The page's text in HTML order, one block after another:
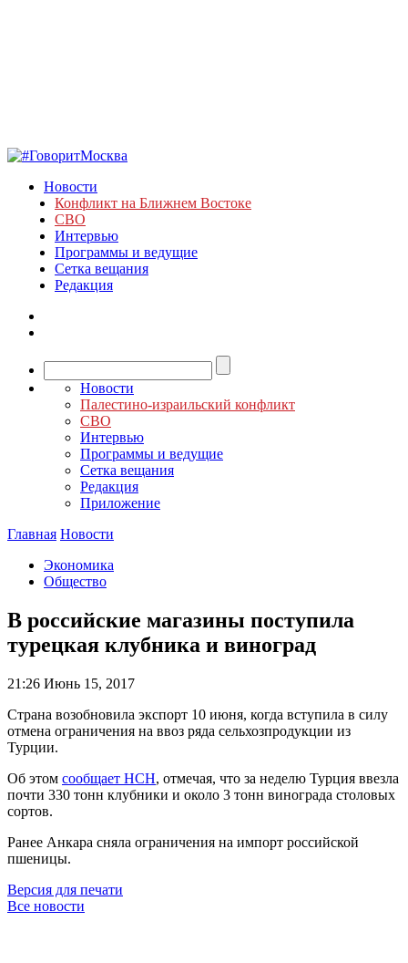
Новости
Конфликт на Ближнем Востоке
СВО
Интервью
Программы и ведущие
Сетка вещания
Редакция
Новости
Палестино-израильский конфликт
СВО
Интервью
Программы и ведущие
Сетка вещания
Редакция
Приложение
Главная Новости
Экономика
Общество
В российские магазины поступила
турецкая клубника и виноград
21:26 Июнь 15, 2017
Страна возобновила экспорт 10 июня, когда вступила в силу
отмена ограничения на ввоз ряда сельхозпродукции из
Турции.
Об этом сообщает НСН, отмечая, что за неделю Турция ввезла
почти 330 тонн клубники и около 3 тонн винограда столовых
сортов.
Ранее Анкара сняла ограничения на импорт российской
пшеницы.
Версия для печати
Все новости